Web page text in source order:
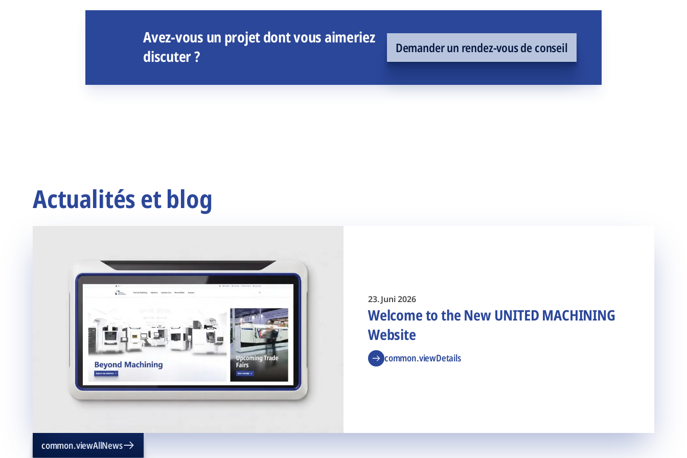
Avez-vous un projet dont vous aimeriez
discuter ?
Demander un rendez-vous de conseil
Actualités et blog
23. Juni 2026
Welcome to the New UNITED MACHINING
Website
common.viewDetails
common.viewAllNews